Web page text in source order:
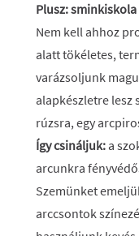
Plusz:
Nem kell ahhoz
alatt tökéletes,
varázsoljunk
alapkészletre lesz
rúzsra, egy
Így csináljuk: a
arcunkra
Szemünket
arccsontok